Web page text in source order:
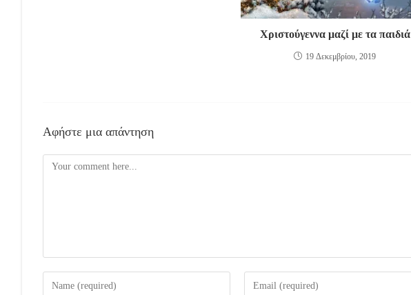
Χριστούγεννα μαζί με τα παιδιά
19 Δεκεμβρίου, 2019
Αφήστε μια απάντηση
Comment
Enter
Enter